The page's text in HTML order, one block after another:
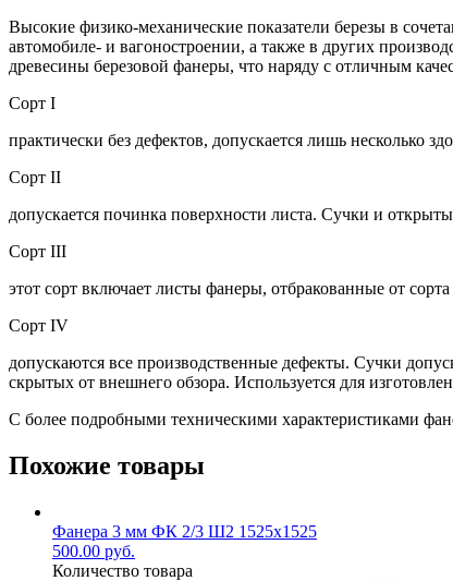
Высокие физико-механические показатели березы в
автомобиле- и вагоностроении, а также в других
древесины березовой фанеры, что наряду с отличным
Сорт I
практически без дефектов, допускается лишь несколько
Сорт II
допускается починка поверхности листа. Сучки и
Сорт III
этот сорт включает листы фанеры, отбракованные от
Сорт IV
допускаются все производственные дефекты. Сучки
скрытых от внешнего обзора. Используется для
С более подробными техническими характеристиками
Похожие товары
Фанера 3 мм ФК 2/3 Ш2 1525х1525
500.00 руб.
Количество товара